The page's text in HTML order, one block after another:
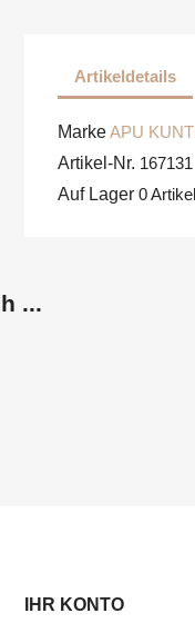
Artikeldetails
MarkeAPU
Artikel-Nr. 167131
Auf Lager 0 Artikel
...
IHR KONTO